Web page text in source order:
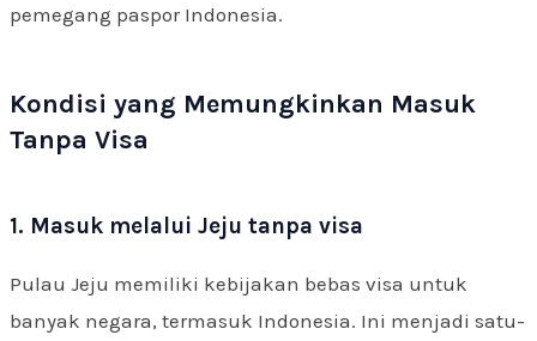
pemegang paspor Indonesia.
Kondisi yang Memungkinkan Masuk
Tanpa Visa
1. Masuk melalui Jeju tanpa visa
Pulau Jeju memiliki kebijakan bebas visa untuk
banyak negara, termasuk Indonesia. Ini menjadi satu-